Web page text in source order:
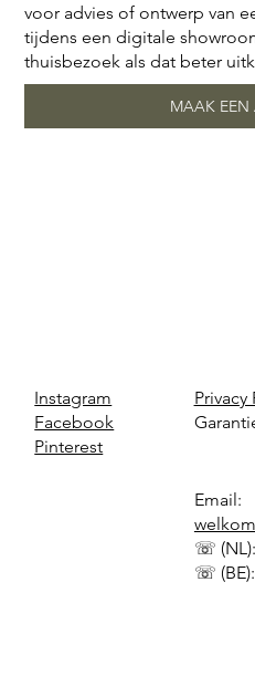
voor advies of ontwerp van
tijdens een digitale
thuisbezoek als dat beter
MAAK EEN
Instagram
Facebook
Pinterest
Privacy
Email:
☏ (NL):
☏ (BE):